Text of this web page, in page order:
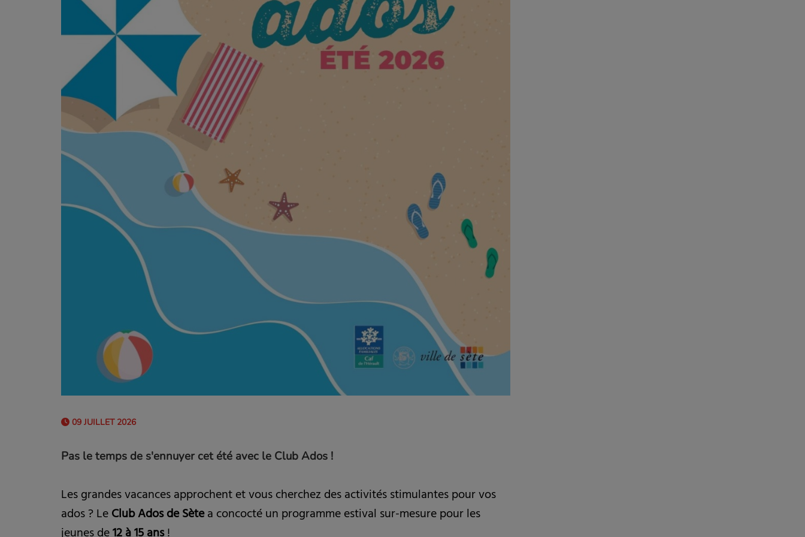
09 JUILLET 2026
Pas le temps de s'ennuyer cet été avec le Club Ados !
Les grandes vacances approchent et vous cherchez des activités stimulantes pour vos
ados ? LeClub Ados de Sètea concocté un programme estival sur-mesure pour les